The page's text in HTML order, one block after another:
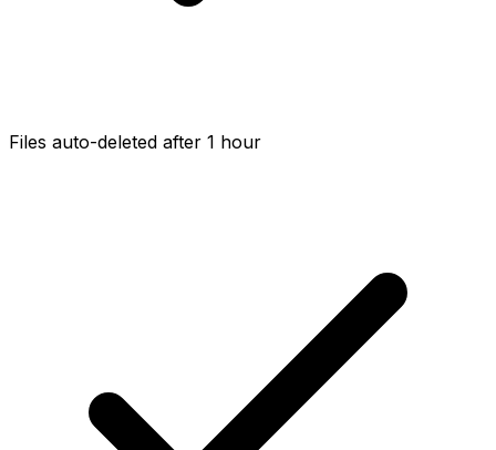
Files auto-deleted after 1 hour